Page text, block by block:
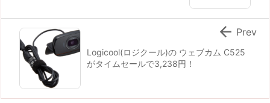
Logicool(ロジクール)の ウェブカム C525
がタイムセールで3,238円！
 Prev